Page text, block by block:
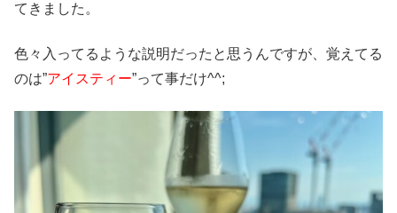
てきました。
色々入ってるような説明だったと思うんですが、覚えてる
のは”アイスティー”って事だけ^^;